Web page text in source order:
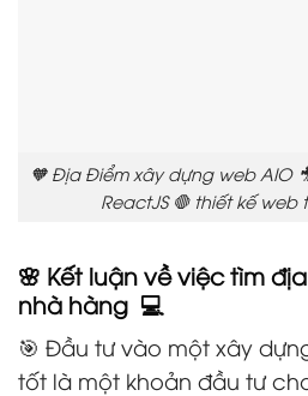
🧡 Địa Điểm xây dựng web AIO
ReactJS 🛑 thiết kế web
🌸 Kết luận về việc tìm
nhà hàng 💻
🎯 Đầu tư vào một xây
tốt là một khoản đầu tư